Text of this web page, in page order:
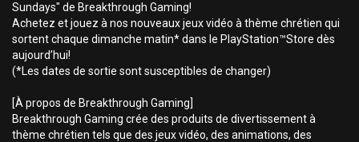
Sundays" de Breakthrough Gaming!
Achetez et jouez à nos nouveaux jeux vidéo à thème chrétien qui
sortent chaque dimanche matin* dans le PlayStation™Store dès
aujourd’hui!
(*Les dates de sortie sont susceptibles de changer)
[À propos de Breakthrough Gaming]
Breakthrough Gaming crée des produits de divertissement à
thème chrétien tels que des jeux vidéo, des animations, des